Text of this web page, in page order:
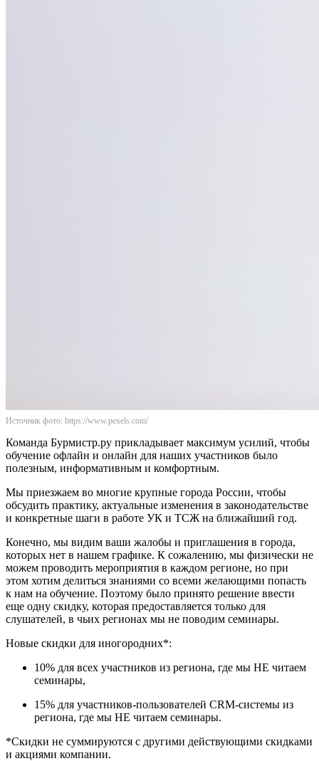
Источник фото: https://www.pexels.com/
Команда Бурмистр.ру прикладывает максимум усилий, чтобы
обучение офлайн и онлайн для наших участников было
полезным, информативным и комфортным.
Мы приезжаем во многие крупные города России, чтобы
обсудить практику, актуальные изменения в законодательстве
и конкретные шаги в работе УК и ТСЖ на ближайший год.
Конечно, мы видим ваши жалобы и приглашения в города,
которых нет в нашем графике. К сожалению, мы физически не
можем проводить мероприятия в каждом регионе, но при
этом хотим делиться знаниями со всеми желающими попасть
к нам на обучение. Поэтому было принято решение ввести
еще одну скидку, которая предоставляется только для
слушателей, в чьих регионах мы не поводим семинары.
Новые скидки для иногородних*:
10% для всех участников из региона, где мы НЕ читаем
семинары,
15% для участников-пользователей CRM-системы из
региона, где мы НЕ читаем семинары.
*Скидки не суммируются с другими действующими скидками
и акциями компании.